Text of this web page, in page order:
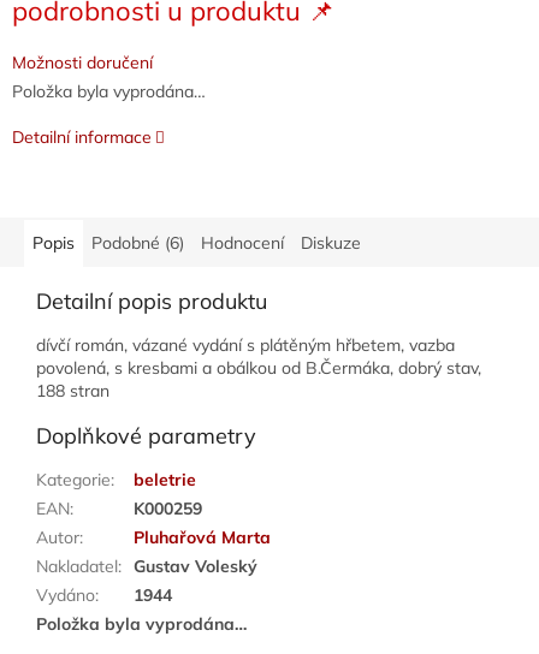
cena:
podrobnosti u produktu 📌
Možnosti doručení
Položka byla vyprodána…
Detailní informace
Popis Podobné (6) Hodnocení Diskuze
Detailní popis produktu
dívčí román, vázané vydání s plátěným hřbetem, vazba
povolená, s kresbami a obálkou od B.Čermáka, dobrý stav,
188 stran
Doplňkové parametry
Kategorie:
beletrie
EAN:
K000259
Autor:
Pluhařová Marta
Nakladatel: Gustav Voleský
Vydáno:
1944
Položka byla vyprodána…